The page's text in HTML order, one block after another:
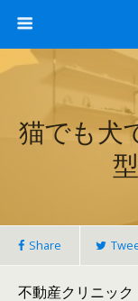
猫でも犬
Share
不動産クリニッ